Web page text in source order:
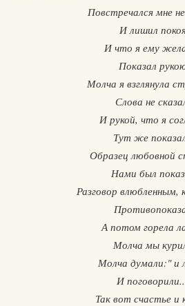
Повстречался мне
И лишил
И что я ему
Показал
Молча я взглянула
Слова не
И рукой, что я
Тут же
Образец любовной
Нами был
Разговор влюбленным,
А потом горела
Молча мы
Молча думали:" и
И
Так вот счастье и